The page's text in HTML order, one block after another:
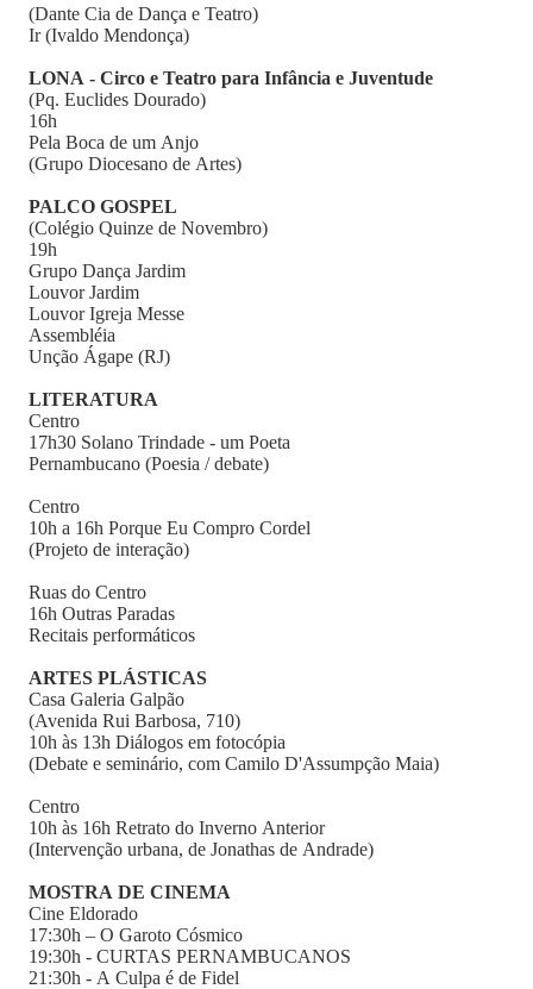
(Dante Cia de Dança e Teatro)
Ir (Ivaldo Mendonça)
LONA - Circo e Teatro para Infância e Juventude
(Pq. Euclides Dourado)
16h
Pela Boca de um Anjo
(Grupo Diocesano de Artes)
PALCO GOSPEL
(Colégio Quinze de Novembro)
19h
Grupo Dança Jardim
Louvor Jardim
Louvor Igreja Messe
Assembléia
Unção Ágape (RJ)
LITERATURA
Centro
17h30 Solano Trindade - um Poeta
Pernambucano (Poesia / debate)
Centro
10h a 16h Porque Eu Compro Cordel
(Projeto de interação)
Ruas do Centro
16h Outras Paradas
Recitais performáticos
ARTES PLÁSTICAS
Casa Galeria Galpão
(Avenida Rui Barbosa, 710)
10h às 13h Diálogos em fotocópia
(Debate e seminário, com Camilo D'Assumpção Maia)
Centro
10h às 16h Retrato do Inverno Anterior
(Intervenção urbana, de Jonathas de Andrade)
MOSTRA DE CINEMA
Cine Eldorado
17:30h – O Garoto Cósmico
19:30h - CURTAS PERNAMBUCANOS
21:30h - A Culpa é de Fidel